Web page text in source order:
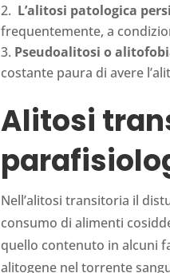
L’alitosi patologica
frequentemente, a
Pseudoalitosi o
costante paura di avere
Alitosi
Nell’alitosi transitoria il
consumo di alimenti
quello contenuto in alcuni
alitogene nel torrente